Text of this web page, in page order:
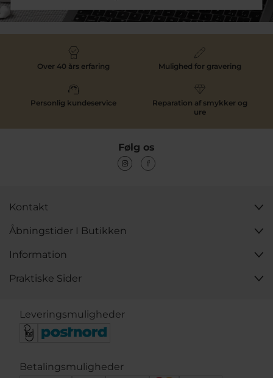
Over 40 års erfaring Mulighed for gravering
Personlig kundeservice
Reparation af smykker og
ure
Følg os
Kontakt
Åbningstider I Butikken
Information
Praktiske Sider
Leveringsmuligheder
Betalingsmuligheder